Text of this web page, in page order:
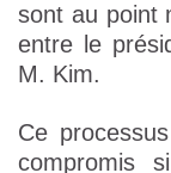
sont au point
entre le
M. Kim.
Ce
compromis